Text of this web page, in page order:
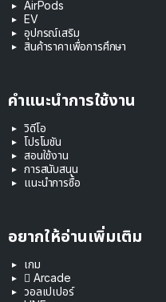
AirPods
EV
อุปกรณ์เสริม
สินค้าราคาเพื่อการศึกษา
คำแนะนำการใช้งาน
วิดีโอ
โปรโมชัน
สอนใช้งาน
การสนับสนุน
แนะนำการซื้อ
อยากให้อ่านเพิ่มเติม
เกม
 Arcade
วอลเปเปอร์